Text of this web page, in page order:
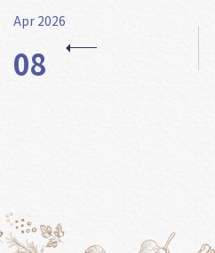
Apr 2026
08